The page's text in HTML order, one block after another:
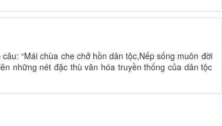
“Mái chùa che chở hồn dân tộc,Nếp sống muôn đời
những nét đặc thù văn hóa truyền thống của dân tộc